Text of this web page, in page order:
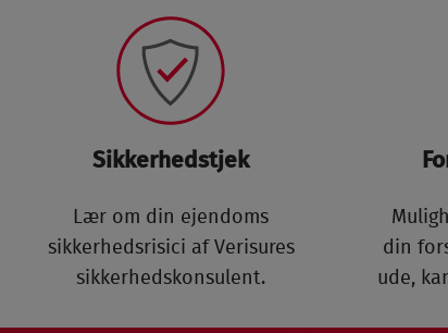
Sikkerhedstjek
Lær om din ejendoms
sikkerhedsrisici af Verisures
sikkerhedskonsulent.
din
ude,